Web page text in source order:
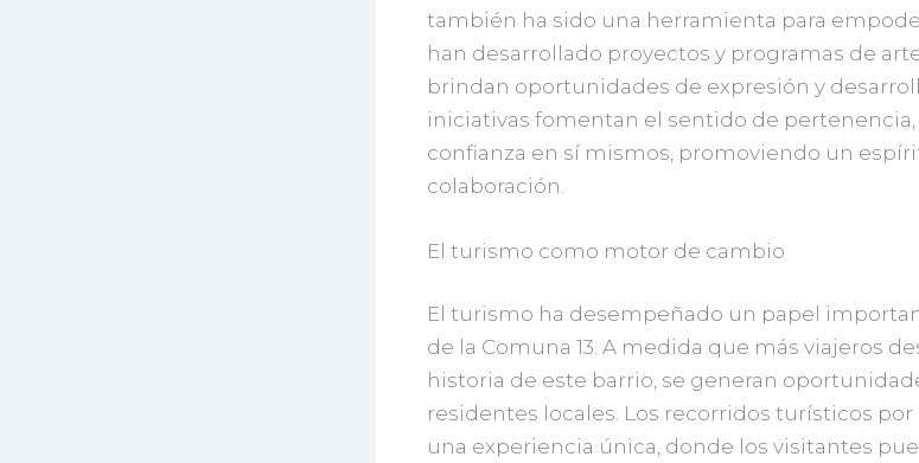
también ha sido una herramienta para
han desarrollado proyectos y programas de
brindan oportunidades de expresión y
iniciativas fomentan el sentido de pertenencia,
confianza en sí mismos, promoviendo un
colaboración.
El turismo como motor de cambio
El turismo ha desempeñado un papel
de la Comuna 13. A medida que más viajeros
historia de este barrio, se generan
residentes locales. Los recorridos turísticos por
una experiencia única, donde los visitantes